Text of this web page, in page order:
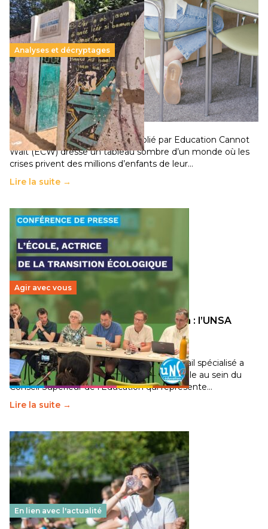
Analyses et décryptages
258 millions d’enfants victimes de la guerre, des
chocs climatiques et des déplacements de
population
11 juillet 2026- National
Un nouveau rapport mondial publié par Education Cannot
Wait (ECW) dresse un tableau sombre d’un monde où les
crises privent des millions d’enfants de leur…
Lire la suite →
Agir avec vous
Transition écologique de l’éducation : l’UNSA
Éducation fait bouger les lignes
30 juin 2026-National
Pendant plusieurs mois, un groupe de travail spécialisé a
travaillé sur la transition écologique de l’Ecole au sein du
Conseil Supérieur de l’Éducation qui représente…
Lire la suite →
En lien avec l'actualité